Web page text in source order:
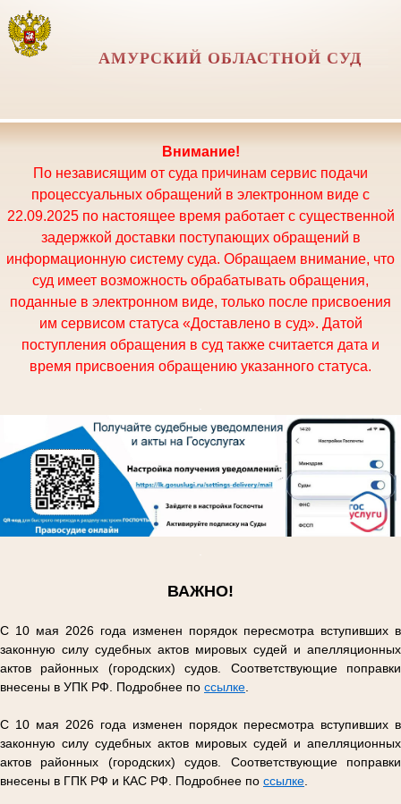
АМУРСКИЙ ОБЛАСТНОЙ СУД
Внимание!
По независящим от суда причинам сервис подачи
процессуальных обращений в электронном виде с
22.09.2025 по настоящее время работает с существенной
задержкой доставки поступающих обращений в
информационную систему суда. Обращаем внимание, что
суд имеет возможность обрабатывать обращения,
поданные в электронном виде, только после присвоения
им сервисом статуса «Доставлено в суд». Датой
поступления обращения в суд также считается дата и
время присвоения обращению указанного статуса.
ВАЖНО!
С 10 мая 2026 года изменен порядок пересмотра вступивших в
законную силу судебных актов мировых судей и апелляционных
актов районных (городских) судов. Соответствующие поправки
внесены в УПК РФ. Подробнее по ссылке
С 10 мая 2026 года изменен порядок пересмотра вступивших в
законную силу судебных актов мировых судей и апелляционных
актов районных (городских) судов. Соответствующие поправки
внесены в ГПК РФ и КАС РФ. Подробнее по ссылке